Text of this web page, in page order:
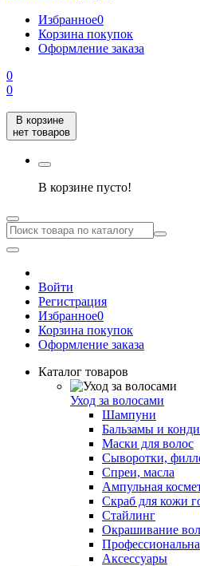
Избранное0
Корзина покупок
Оформление заказа
0
0
В корзине
нет товаров
В корзине пусто!
Войти
Регистрация
Избранное0
Корзина покупок
Оформление заказа
Каталог товаров
Уход за волосами
Шампуни
Бальзамы и
Маски для волос
Сыворотки,
Спреи, масла
Ампульная
Скраб для кожи
Стайлинг
Окрашивание
Аксессуары